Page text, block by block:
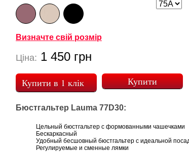
Визначте свій розмір
Ціна: 1 450 грн
Купити в 1 клік
Бюстгальтер Lauma 77D30:
Цельный бюстгальтер с формованными чашечками
Бескаркасный
Удобный бесшовный бюстгальтер с идеальной
Регулируемые и сменные лямки